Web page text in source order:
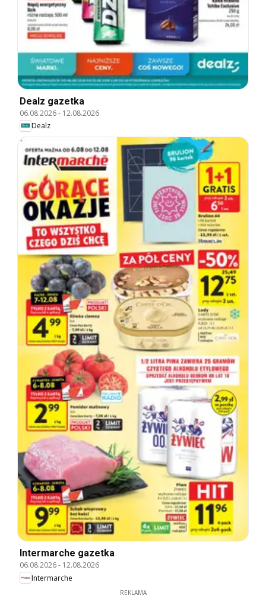
Dealz gazetka
06.08.2026- 12.08.2026
Dealz
Intermarche gazetka
06.08.2026- 12.08.2026
Intermarche
REKLAMA